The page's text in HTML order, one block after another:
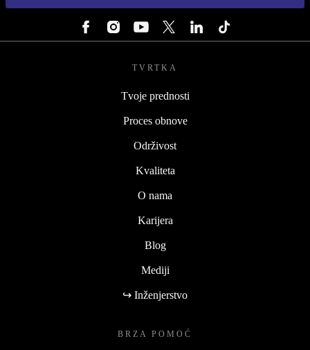
TVRTKA
Tvoje prednosti
Proces obnove
Održivost
Kvaliteta
O nama
Karijera
Blog
Mediji
↪ Inženjerstvo
BRZA POMOĆ